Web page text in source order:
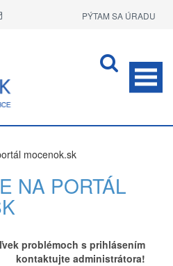
PÝTAM SA ÚRADU
mocenok.sk
NA PORTÁL
problémoch s prihlásením
kontaktujte administrátora!